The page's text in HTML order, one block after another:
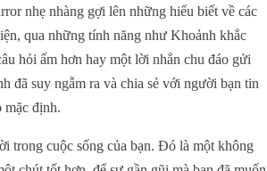
nhẹ nhàng gợi lên những hiểu biết về các
qua những tính năng như Khoảnh khắc
hỏi ấm hơn hay một lời nhắn chu đáo gửi
đã suy ngẫm ra và chia sẻ với người bạn tin
mặc định.
trong cuộc sống của bạn. Đó là một không